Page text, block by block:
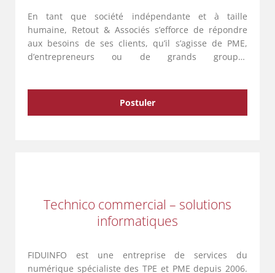
En tant que société indépendante et à taille
humaine, Retout & Associés s’efforce de répondre
aux besoins de ses clients, qu’il s’agisse de PME,
d’entrepreneurs ou de grands groupes
Postuler
Technico commercial – solutions
informatiques
FIDUINFO est une entreprise de services du
numérique spécialiste des TPE et PME depuis 2006.